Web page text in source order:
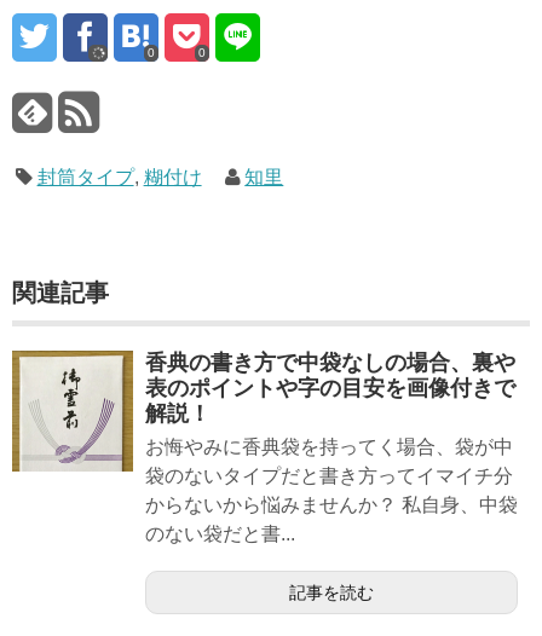
0 0
封筒タイプ, 糊付け 知里
関連記事
香典の書き方で中袋なしの場合、裏や
表のポイントや字の目安を画像付きで
解説！
お悔やみに香典袋を持ってく場合、袋が中
袋のないタイプだと書き方ってイマイチ分
からないから悩みませんか？ 私自身、中袋
のない袋だと書...
記事を読む